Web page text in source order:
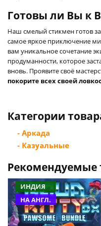
Готовы ли Вы к
Наш смелый стикмен готов
самое яркое приключение
вам уникальное сочетание
продуманности, которое
вновь. Проявите своё
покорите всех своей
Категории
- Аркада
- Казуальные
Рекомендуемые
ИНДИЯ
НА АНГЛ.